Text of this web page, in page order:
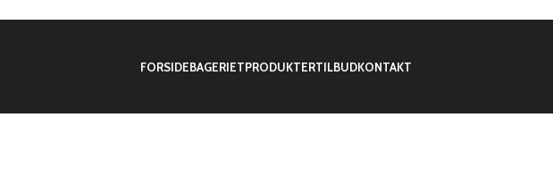
FORSIDEBAGERIETPRODUKTERTILBUDKONTAKT